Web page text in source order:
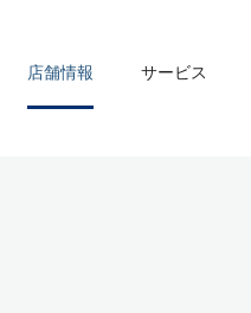
店舗情報 サービス